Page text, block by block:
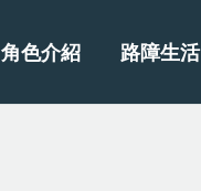
角色介紹 路障生活